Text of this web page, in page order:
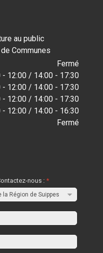
au public
Communes
Fermé
- 12:00 / 14:00 - 17:30
- 12:00 / 14:00 - 17:30
- 12:00 / 14:00 - 17:30
- 12:00 / 14:00 - 16:30
Fermé
nous :*